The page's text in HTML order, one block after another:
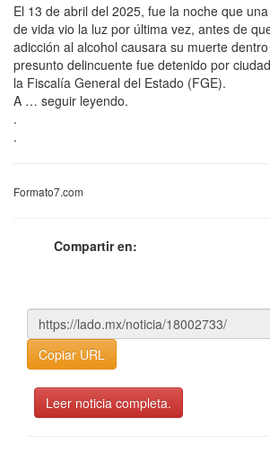
El 13 de abril del 2025, fue la noche que
de vida vio la luz por última vez, antes de
adicción al alcohol causara su muerte
presunto delincuente fue detenido por
la Fiscalía General del Estado (FGE).
A … seguir leyendo.
.
.
Formato7.com
Compartir en:
Copiar URL
Leer noticia completa.